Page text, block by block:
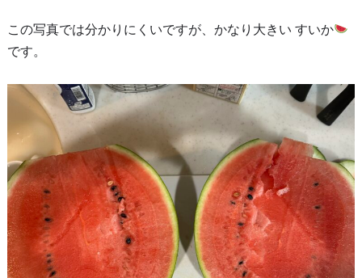
この写真では分かりにくいですが、かなり大きい すいか
です。